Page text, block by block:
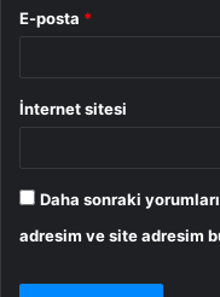
E-posta *
İnternet sitesi
Daha sonraki
adresim ve site adresim